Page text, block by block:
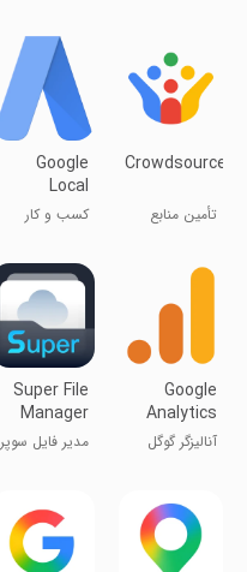
Crowdsource
تأمین منابع
Google
Local
Services
کسب و کار
Google
Analytics
آنالیزگر گوگل
Super File
Manager
Explorer
مدیر فایل سوپر